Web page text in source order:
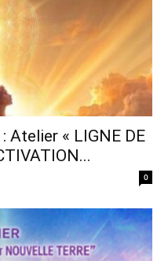
Atelier « LIGNE DE
0